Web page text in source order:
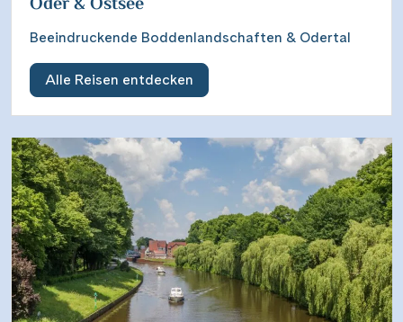
Beeindruckende Boddenlandschaften & Odertal
Alle Reisen entdecken